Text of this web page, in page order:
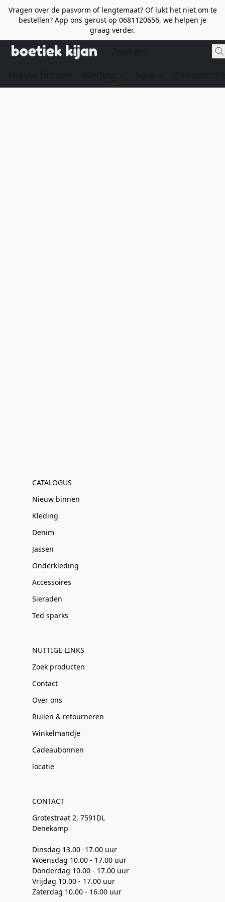
Vragen over de pasvorm of lengtemaat? Of lukt het niet om te
bestellen? App ons gerust op 0681120656, we helpen je
graag verder.
CATALOGUS
Nieuw binnen
Kleding
Denim
Jassen
Onderkleding
Accessoires
Sieraden
Ted sparks
NUTTIGE LINKS
Zoek producten
Contact
Over ons
Ruilen & retourneren
Winkelmandje
Cadeaubonnen
locatie
CONTACT
Grotestraat 2, 7591DL
Denekamp
Dinsdag 13.00 -17.00 uur
Woensdag 10.00 - 17.00 uur
Donderdag 10.00 - 17.00 uur
Vrijdag 10.00 - 17.00 uur
Zaterdag 10.00 - 16.00 uur